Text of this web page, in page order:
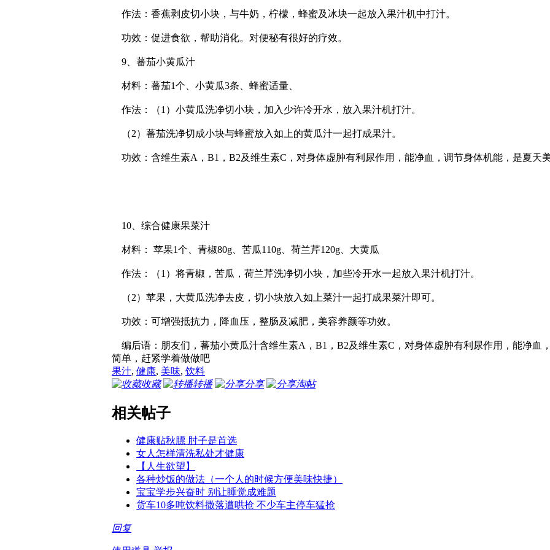
作法：香蕉剥皮切小块，与牛奶，柠檬，蜂蜜及冰块一起放入果汁机中打汁。
功效：促进食欲，帮助消化。对便秘有很好的疗效。
9、蕃茄小黄瓜汁
材料：蕃茄1个、小黄瓜3条、蜂蜜适量、
作法：（1）小黄瓜洗净切小块，加入少许冷开水，放入果汁机打汁。
（2）蕃茄洗净切成小块与蜂蜜放入如上的黄瓜汁一起打成果汁。
功效：含维生素A，B1，B2及维生素C，对身体虚肿有利尿作用，能净血，调节身体机能，是夏天美
10、综合健康果菜汁
材料： 苹果1个、青椒80g、苦瓜110g、荷兰芹120g、大黄瓜
作法：（1）将青椒，苦瓜，荷兰芹洗净切小块，加些冷开水一起放入果汁机打汁。
（2）苹果，大黄瓜洗净去皮，切小块放入如上菜汁一起打成果菜汁即可。
功效：可增强抵抗力，降血压，整肠及减肥，美容养颜等功效。
编后语：朋友们，蕃茄小黄瓜汁含维生素A，B1，B2及维生素C，对身体虚肿有利尿作用，能净血
简单，赶紧学着做做吧
果汁, 健康, 美味, 饮料
收藏
转播 分享 淘帖
相关帖子
健康贴秋膘 肘子是首选
女人怎样清洗私处才健康
【人生欲望】
各种炒饭的做法（一个人的时候方便美味快捷）
宝宝学步兴奋时 别让睡觉成难题
货车10多吨饮料撒落遭哄抢 不少车主停车猛抢
回复